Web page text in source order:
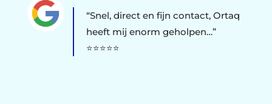
“Snel, direct en fijn contact, Ortaq
heeft mij enorm geholpen…”
⭐⭐⭐⭐⭐